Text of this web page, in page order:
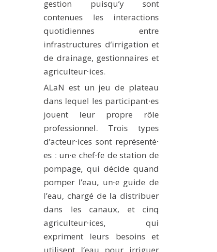
gestion puisqu’y sont
contenues les interactions
quotidiennes entre
infrastructures d’irrigation et
de drainage, gestionnaires et
agriculteur⸱ices.
ALaN est un jeu de plateau
dans lequel les participant⸱es
jouent leur propre rôle
professionnel. Trois types
d’acteur⸱ices sont représenté⸱
es : un⸱e chef⸱fe de station de
pompage, qui décide quand
pomper l’eau, un⸱e guide de
l’eau, chargé de la distribuer
dans les canaux, et cinq
agriculteur⸱ices, qui
expriment leurs besoins et